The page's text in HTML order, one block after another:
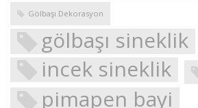
Gölbaşı Dekorasyon
gölbaşı sineklik
incek sineklik
pimapen bayi